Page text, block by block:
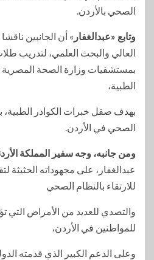
الصحي بالأردن.
وتابع «عبدالغفار » أن الجانبين
العالي والبحث العلمي، لتدريب
بمستشفيات وزارة الصحة
الطبية،
بهدف صقل خبرات الكوادر الطبية،
الصحي في الأردن.
ومن جانبه، وجه سفير المملكة
عبدالغفار، على مجهوداته الحثيثة
للارتقاء بالنظام الصحي
والتصدي للعديد من الأمراض التي
للمواطنين في الأردن،
وعلى الدعم الكبير الذي قدمته